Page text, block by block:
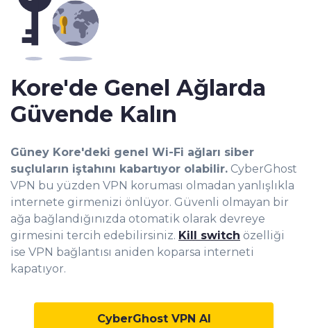
Güney Kore'deki genel Wi-Fi ağları siber
suçluların iştahını kabartıyor olabilir. CyberGhost
VPN bu yüzden VPN koruması olmadan yanlışlıkla
internete girmenizi önlüyor. Güvenli olmayan bir
ağa bağlandığınızda otomatik olarak devreye
girmesini tercih edebilirsiniz. Kill switch özelliği
ise VPN bağlantısı aniden koparsa interneti
kapatıyor.
CyberGhost VPN Al
Kore'de Genel Ağlarda
Güvende Kalın